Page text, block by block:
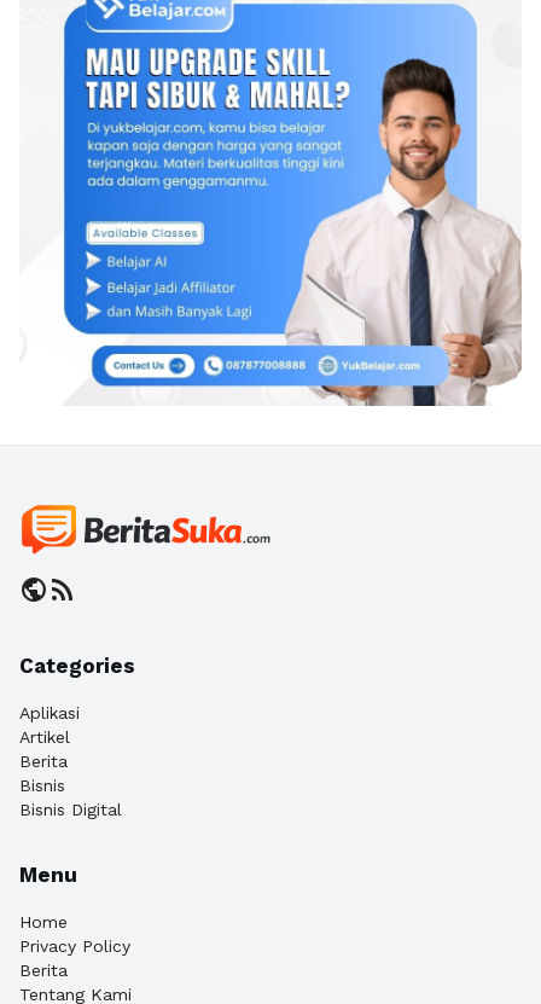
publicrss_feed
Categories
Aplikasi
Artikel
Berita
Bisnis
Bisnis Digital
Menu
Home
Privacy Policy
Berita
Tentang Kami